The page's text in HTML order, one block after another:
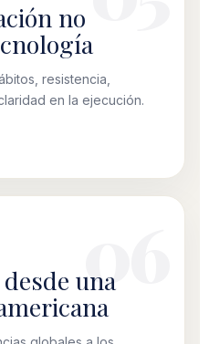
no
resistencia,
en la ejecución.
una